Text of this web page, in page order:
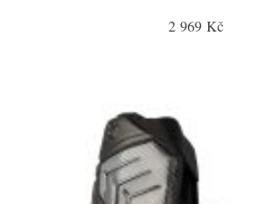
2 969 Kč